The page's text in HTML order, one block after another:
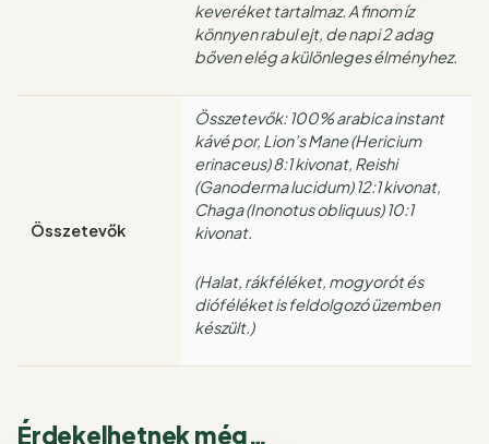
keveréket tartalmaz. A finom íz
könnyen rabul ejt, de napi 2 adag
bőven elég a különleges élményhez.
Összetevők
Összetevők: 100% arabica instant
kávé por, Lion’s Mane (Hericium
erinaceus) 8:1 kivonat, Reishi
(Ganoderma lucidum) 12:1 kivonat,
Chaga (Inonotus obliquus) 10:1
kivonat.
(Halat, rákféléket, mogyorót és
dióféléket is feldolgozó üzemben
készült.)
Érdekelhetnek még…